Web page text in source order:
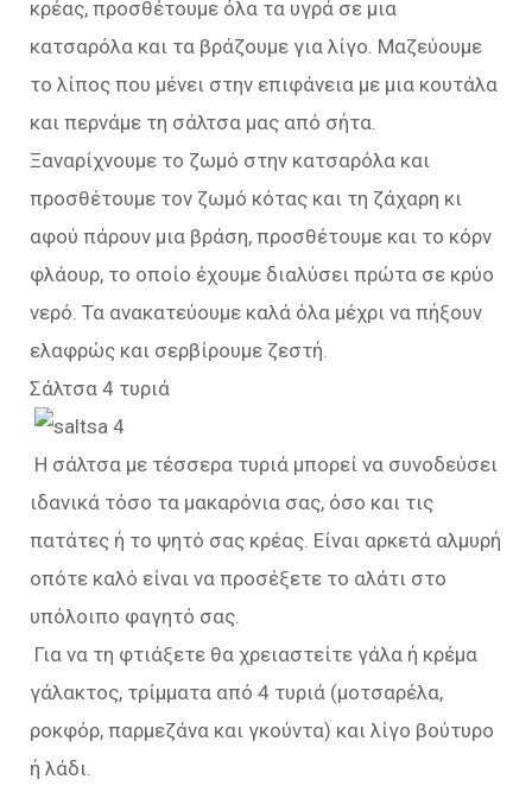
κρέας, προσθέτουμε όλα τα υγρά σε μια
κατσαρόλα και τα βράζουμε για λίγο. Μαζεύουμε
το λίπος που μένει στην επιφάνεια με μια κουτάλα
και περνάμε τη σάλτσα μας από σήτα.
Ξαναρίχνουμε το ζωμό στην κατσαρόλα και
προσθέτουμε τον ζωμό κότας και τη ζάχαρη κι
αφού πάρουν μια βράση, προσθέτουμε και το κόρν
φλάουρ, το οποίο έχουμε διαλύσει πρώτα σε κρύο
νερό. Τα ανακατεύουμε καλά όλα μέχρι να πήξουν
ελαφρώς και σερβίρουμε ζεστή.
Σάλτσα 4 τυριά
Η σάλτσα με τέσσερα τυριά μπορεί να συνοδεύσει
ιδανικά τόσο τα μακαρόνια σας, όσο και τις
πατάτες ή το ψητό σας κρέας. Είναι αρκετά αλμυρή
οπότε καλό είναι να προσέξετε το αλάτι στο
υπόλοιπο φαγητό σας.
Για να τη φτιάξετε θα χρειαστείτε γάλα ή κρέμα
γάλακτος, τρίμματα από 4 τυριά (μοτσαρέλα,
ροκφόρ, παρμεζάνα και γκούντα) και λίγο βούτυρο
ή λάδι.